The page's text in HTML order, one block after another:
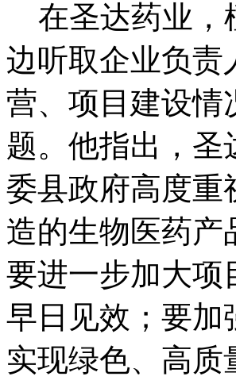
在圣达药业，
边听取企业负责
营、项目建设情
题。他指出，圣
委县政府高度重
造的生物医药产
要进一步加大项
早日见效；要加
实现绿色、高质